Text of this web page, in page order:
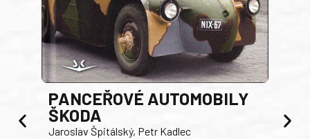
PANCEŘOVÉ AUTOMOBILY
ŠKODA
Jaroslav Špitálský, Petr Kadlec